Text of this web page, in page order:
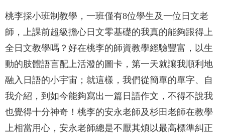
桃李採小班制教學，一班僅有8位學生及一位日文老
師，上課前超級擔心日文零基礎的我真的能夠跟得上
全日文教學嗎？好在桃李的師資教學經驗豐富，以生
動的肢體語言配上活潑的圖卡，第一天就讓我順利地
融入日語的小宇宙；就這樣，我們從簡單的單字、自
我介紹，到如今能夠寫出一篇日語作文，不得不說我
也覺得十分神奇！桃李的安永老師及杉田老師在教學
上相當用心，安永老師總是不厭其煩以最高標準糾正